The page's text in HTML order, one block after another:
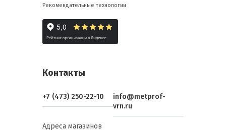
Рекомендательные технологии
Контакты
+7 (473) 250-22-10
info@metprof-
vrn.ru
Адреса магазинов